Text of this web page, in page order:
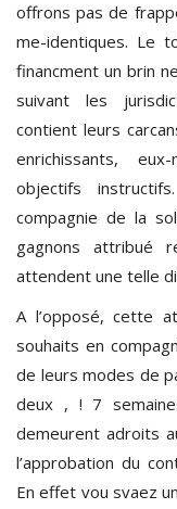
offrons pas de
me-identiques. Le
financment un brin
suivant les
contient leurs
enrichissants,
objectifs
compagnie de la
gagnons attribué
attendent une telle
A l’opposé, cette
souhaits en
de leurs modes de
deux , ! 7
demeurent adroits
l’approbation du
En effet vou svaez